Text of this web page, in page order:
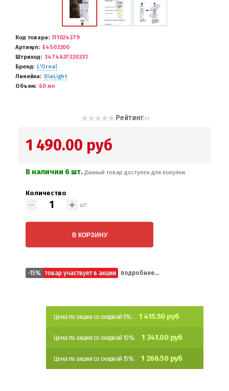
Код товара
П1024379
Артикул
E4503200
Штриход
3474637320331
Бренд
L'Oreal
Линейка
DiaLight
Объем
60 мл
Рейтинг( 0 )
1 490.00 руб
В наличии 6 шт. Данный товар доступен для покупки.
Количество
шт
В КОРЗИНУ
-15% товар участвует в акции подробнее...
Цена по акции со скидкой 5%: 1 415.50 руб
Цена по акции со скидкой 10%: 1 341.00 руб
Цена по акции со скидкой 15%: 1 266.50 руб